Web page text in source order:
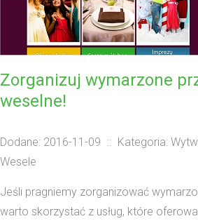
Zorganizuj wymarzone
weselne!
Dodane: 2016-11-09 :: Kategoria:
Wesele
Jeśli pragniemy zorganizować
warto skorzystać z usług, które